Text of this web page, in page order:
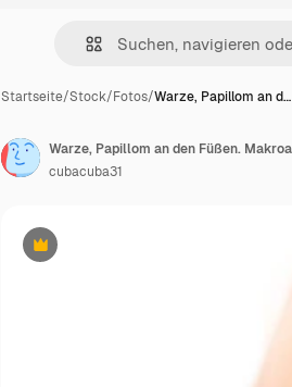
Startseite/Stock/Fotos/Warze, Papillom an d…
Premium
cubacuba31